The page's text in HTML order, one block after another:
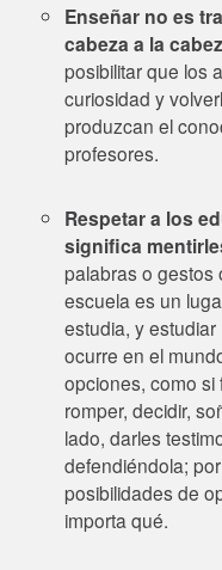
Enseñar no es
cabeza a la
posibilitar que los
curiosidad y
produzcan el
profesores.
Respetar a los
significa
palabras o gestos
escuela es un
estudia, y
ocurre en el
opciones, como si
romper, decidir,
lado, darles
defendiéndola;
posibilidades de
importa qué.